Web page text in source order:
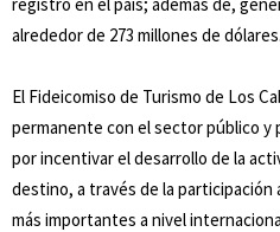
alrededor de 273 millones de dólares.
El Fideicomiso de Turismo de Los
permanente con el sector público y
por incentivar el desarrollo de la
destino, a través de la
más importantes a nivel